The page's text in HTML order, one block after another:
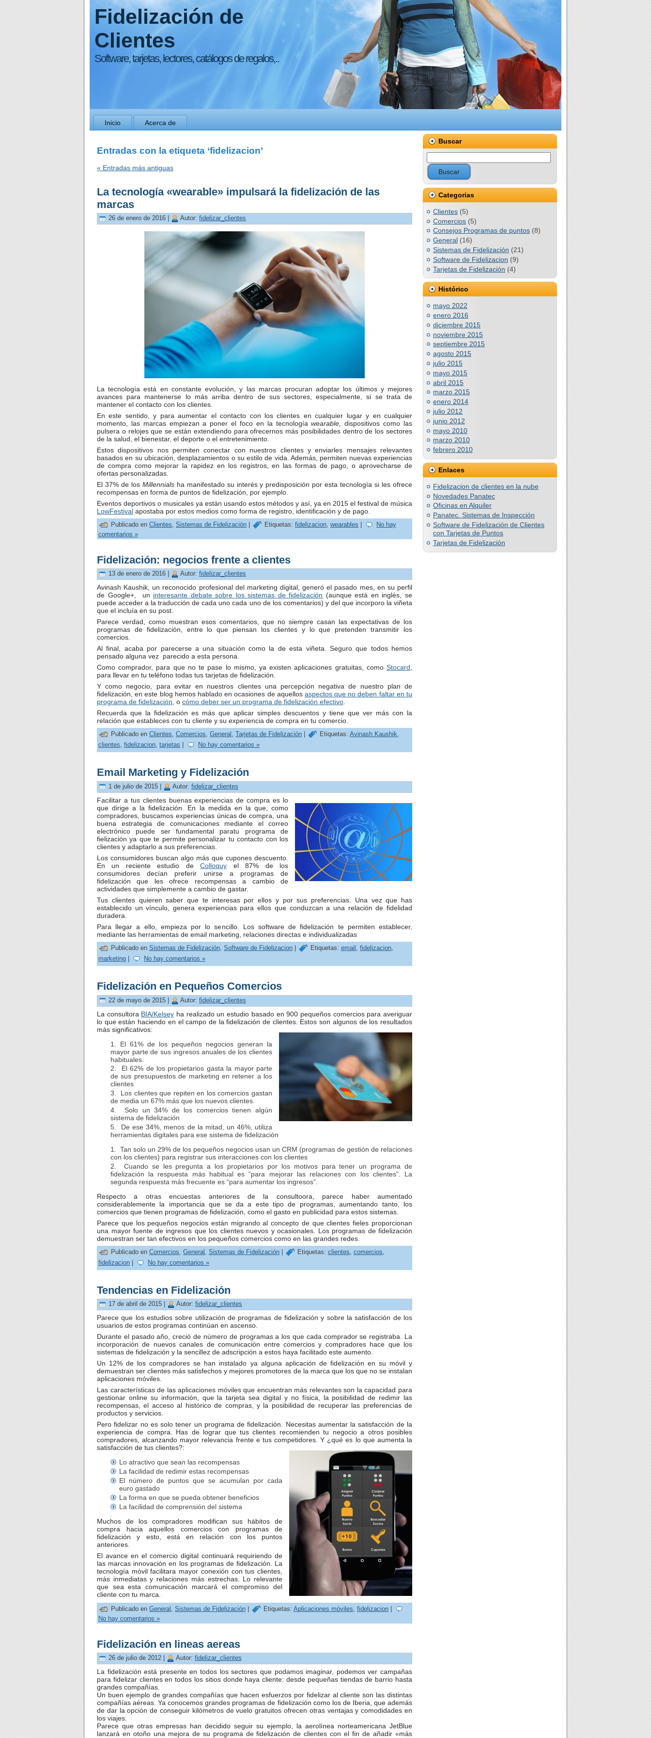
Fidelización de
Clientes
Software, tarjetas, lectores, catálogos de regalos,..
Inicio Acerca de
Entradas con la etiqueta ‘fidelizacion’
« Entradas más antiguas
La tecnología «wearable» impulsará la fidelización de las
marcas
26 de enero de 2016 | Autor: fidelizar_clientes
La tecnología está en constante evolución, y las marcas procuran adoptar los últimos y mejores
avances para mantenerse lo más arriba dentro de sus sectores, especialmente, si se trata de
mantener el contacto con los clientes.
En este sentido, y para aumentar el contacto con los clientes en cualquier lugar y en cualquier
momento, las marcas empiezan a poner el foco en la tecnologíawearable, dispositivos como las
pulsera o relojes que se están extendiendo para ofrecernos más posibilidades dentro de los sectores
de la salud, el bienestar, el deporte o el entretenimiento.
Estos dispositivos nos permiten conectar con nuestros clientes y enviarles mensajes relevantes
basados en su ubicación, desplazamientos o su estilo de vida. Además, permiten nuevas experiencias
de compra como mejorar la rapidez en los registros, en las formas de pago, o aprovecharse de
ofertas personalizadas.
El 37% de los Millennialsha manifestado su interés y predisposición por esta tecnología si les ofrece
recompensas en forma de puntos de fidelización, por ejemplo.
Eventos deportivos o musicales ya están usando estos métodos y así, ya en 2015 el festival de música
LowFestival apostaba por estos medios como forma de registro, identificación y de pago.
Publicado en Clientes, Sistemas de Fidelización Etiquetas: fidelizacion, wearables
No hay
comentarios »
Fidelización: negocios frente a clientes
13 de enero de 2016 | Autor: fidelizar_clientes
Avinash Kaushik, un reconocido profesional del marketing digital, generó el pasado mes, en su perfil
de Google+, un interesante debate sobre los sistemas de fidelización (aunque está en inglés, se
puede acceder a la traducción de cada uno cada uno de los comentarios) y del que incorporo la viñeta
que el incluía en su post.
Parece verdad, como muestran esos comentarios, que no siempre casan las expectativas de los
programas de fidelización, entre lo que piensan los clientes y lo que pretenden transmitir los
comercios.
Al final, acaba por parecerse a una situación como la de esta viñeta. Seguro que todos hemos
pensado alguna vez parecido a esta persona.
Como comprador, para que no te pase lo mismo, ya existen aplicaciones gratuitas, como Stocard
para llevar en tu teléfono todas tus tarjetas de fidelización.
Y como negocio, para evitar en nuestros clientes una percepción negativa de nuestro plan de
fidelización, en este blog hemos hablado en ocasiones de aquellos aspectos que no deben faltar en tu
programa de fidelización , o cómo deber ser un programa de fidelización efectivo
Recuerda que la fidelización es más que aplicar simples descuentos y tiene que ver más con la
relación que estableces con tu cliente y su experiencia de compra en tu comercio.
Publicado en Clientes, Comercios, General , Tarjetas de Fidelización Etiquetas: Avinash Kaushik,
clientes, fidelizacion, tarjetas No hay comentarios »
Email Marketing y Fidelización
1 de julio de 2015 | Autor: fidelizar_clientes
Facilitar a tus clientes buenas experiencias de compra es lo
que dirige a la fidelización. En la medida en la que, como
compradores, buscamos experiencias únicas de compra, una
buena estrategia de comunicaciones mediante el correo
electrónico puede ser fundamental paratu programa de
fielización ya que te permite personalizar tu contacto con los
clientes y adaptarlo a sus preferencias.
Los consumidores buscan algo más que cupones descuento.
En un reciente estudio deColloquy el 87% de los
consumidores decían preferir unirse a programas de
fidelización que les ofrece recompensas a cambio de
actividades que simplemente a cambio de gastar.
Tus clientes quieren saber que te interesas por ellos y por sus preferencias. Una vez que has
establecido un vínculo, genera experiencias para ellos que conduzcan a una relación de fidelidad
duradera.
Para llegar a ello, empieza por lo sencillo. Los software de fidelización te permiten establecer,
mediante las herramientas de email marketing, relaciones directas e individualizadas
Publicado en Sistemas de Fidelización, Software de Fidelizacion Etiquetas: email , fidelizacion,
marketing
No hay comentarios »
Fidelización en Pequeños Comercios
22 de mayo de 2015 | Autor: fidelizar_clientes
La consultora BIA/Kelsey ha realizado un estudio basado en 900 pequeños comercios para averiguar
lo que están haciendo en el campo de la fidelización de clientes. Estos son algunos de los resultados
más significativos:
El 61% de los pequeños negocios generan la
mayor parte de sus ingresos anuales de los clientes
habituales.
El 62% de los propietarios gasta la mayor parte
de sus presupuestos de marketing en retener a los
clientes
Los clientes que repiten en los comercios gastan
de media un 67% más que los nuevos clientes.
Solo un 34% de los comercios tienen algún
sistema de fidelización
De ese 34%, menos de la mitad, un 46%, utiliza
herramientas digitales para ese sistema de fidelización
Tan solo un 29% de los pequeños negocios usan un CRM (programas de gestión de relaciones
con los clientes) para registrar sus interacciones con los clientes
Cuando se les pregunta a los propietarios por los motivos para tener un programa de
fidelización la respuesta más habitual es “para mejorar las relaciones con los clientes”. La
segunda respuesta más frecuente es “para aumentar los ingresos”.
Respecto a otras encuestas anteriores de la consultoora, parece haber aumentado
considerablemente la importancia que se da a este tipo de programas, aumentando tanto, los
comercios que tienen programas de fidelización, como el gasto en publicidad para estos sistemas.
Parece que los pequeños negocios están migrando al concepto de que clientes fieles proporcionan
una mayor fuente de ingresos que los clientes nuevos y ocasionales. Los programas de fidelización
demuestran ser tan efectivos en los pequeños comercios como en las grandes redes.
Publicado en Comercios, General , Sistemas de Fidelización Etiquetas: clientes, comercios,
fidelizacion
No hay comentarios »
Tendencias en Fidelización
17 de abril de 2015 | Autor: fidelizar_clientes
Parece que los estudios sobre utilización de programas de fidelización y sobre la satisfacción de los
usuarios de estos programas continúan en ascenso.
Durante el pasado año, creció de número de programas a los que cada comprador se registraba. La
incorporación de nuevos canales de comunicación entre comercios y compradores hace que los
sistemas de fidelización y la sencillez de adscripción a estos haya facilitado este aumento.
Un 12% de los compradores se han instalado ya alguna aplicación de fidelización en su móvil y
demuestran ser clientes más satisfechos y mejores promotores de la marca que los que no se instalan
aplicaciones móviles.
Las características de las aplicaciones móviles que encuentran más relevantes son la capacidad para
gestionar online su información, que la tarjeta sea digital y no física, la posibilidad de redimir las
recompensas, el acceso al histórico de compras, y la posibilidad de recuperar las preferencias de
productos y servicios.
Pero fidelizar no es solo tener un programa de fidelización. Necesitas aumentar la satisfacción de la
experiencia de compra. Has de lograr que tus clientes recomienden tu negocio a otros posibles
compradores, alcanzando mayor relevancia frente e tus competidores. Y ¿qué es lo que aumenta la
satisfacción de tus clientes?:
Lo atractivo que sean las recompensas
La facilidad de redimir estas recompensas
El número de puntos que se acumulan por cada
euro gastado
La forma en que se pueda obtener beneficios
La facilidad de comprensión del sistema
Muchos de los compradores modifican sus hábitos de
compra hacia aquellos comercios con programas de
fidelización y esto, está en relación con los puntos
anteriores.
El avance en el comercio digital continuará requiriendo de
las marcas innovación en los programas de fidelización. La
tecnología móvil facilitara mayor conexión con tus clientes,
más inmediatas y relaciones más estrechas. Lo relevante
que sea esta comunicación marcará el compromiso del
cliente con tu marca.
Publicado en General , Sistemas de Fidelización Etiquetas: Aplicaciones móviles, fidelizacion
No hay comentarios »
Fidelización en lineas aereas
26 de julio de 2012 | Autor: fidelizar_clientes
La fidelización está presente en todos los sectores que podamos imaginar, podemos ver campañas
para fidelizar clientes en todos los sitios donde haya cliente: desde pequeñas tiendas de barrio hasta
grandes compañías.
Un buen ejemplo de grandes compañías que hacen esfuerzos por fidelizar al cliente son las distintas
compañías aéreas. Ya conocemos grandes programas de fidelización como los de Iberia, que además
de dar la opción de conseguir kilómetros de vuelo gratuitos ofrecen otras ventajas y comodidades en
los viajes.
Parece que otras empresas han decidido seguir su ejemplo, la aerolínea norteamericana JetBlue
lanzará en otoño una mejora de su programa de fidelización de clientes con el fin de añadir «más
Buscar
Categorias
Clientes (5)
Comercios (5)
Consejos Programas de puntos (8)
General (16)
Sistemas de Fidelización (21)
Software de Fidelizacion (9)
Tarjetas de Fidelización (4)
Histórico
mayo 2022
enero 2016
diciembre 2015
noviembre 2015
septiembre 2015
agosto 2015
julio 2015
mayo 2015
abril 2015
marzo 2015
enero 2014
julio 2012
junio 2012
mayo 2010
marzo 2010
febrero 2010
Enlaces
Fidelizacion de clientes en la nube
Novedades Panatec
Oficinas en Alquiler
Panatec. Sistemas de Inspección
Software de Fidelización de Clientes
con Tarjetas de Puntos
Tarjetas de Fidelización